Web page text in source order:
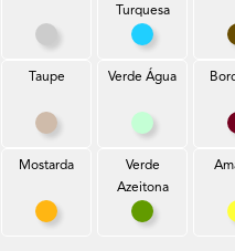
Turquesa
Azul
Taupe
Taupe
Verde Água
Verde Água
Mostarda
Mostarda
Verde
Azeitona
Verde